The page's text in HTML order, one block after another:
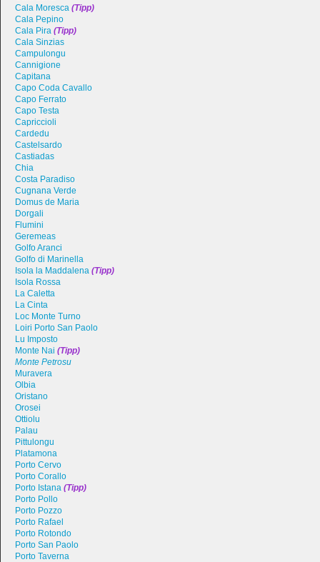
Cala Moresca (Tipp)
Cala Pepino
Cala Pira (Tipp)
Cala Sinzias
Campulongu
Cannigione
Capitana
Capo Coda Cavallo
Capo Ferrato
Capo Testa
Capriccioli
Cardedu
Castelsardo
Castiadas
Chia
Costa Paradiso
Cugnana Verde
Domus de Maria
Dorgali
Flumini
Geremeas
Golfo Aranci
Golfo di Marinella
Isola la Maddalena (Tipp)
Isola Rossa
La Caletta
La Cinta
Loc Monte Turno
Loiri Porto San Paolo
Lu Imposto
Monte Nai (Tipp)
Monte Petrosu
Muravera
Olbia
Oristano
Orosei
Ottiolu
Palau
Pittulongu
Platamona
Porto Cervo
Porto Corallo
Porto Istana (Tipp)
Porto Pollo
Porto Pozzo
Porto Rafael
Porto Rotondo
Porto San Paolo
Porto Taverna